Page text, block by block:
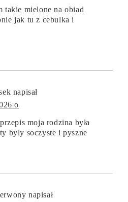
takie mielone na obiad
jak tu z cebulka i
napisał
o
moja rodzina była
byly soczyste i pyszne
napisał